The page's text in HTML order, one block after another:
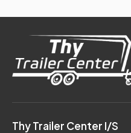
Thy Trailer Center I/S